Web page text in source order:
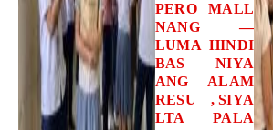
PERO
NANG
LUMA
BAS
ANG
RESU
LTA
MALL
—
HINDI
NIYA
ALAM
, SIYA
PALA